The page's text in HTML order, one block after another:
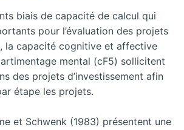
biais de capacité de calcul qui
pour l’évaluation des projets
la capacité cognitive et affective
mental (cF5) sollicitent
des projets d’investissement afin
étape les projets.
et Schwenk (1983) présentent une